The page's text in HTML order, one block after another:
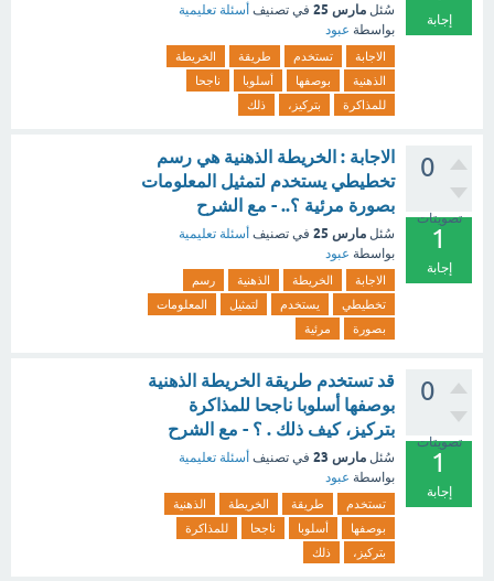
إجابة
سُئل مارس 25 في تصنيف أسئلة تعليمية
بواسطة عبود
الاجابة تستخدم طريقة
الخريطة
الذهنية
بوصفها أسلوبا
ناجحا
للمذاكرة
بتركيز، ذلك
0
تصويتات
1
إجابة
الاجابة : الخريطة الذهنية هي رسم
تخطيطي يستخدم لتمثيل المعلومات
بصورة مرئية ؟.. - مع الشرح
سُئل مارس 25 في تصنيف أسئلة تعليمية
بواسطة عبود
الاجابة الخريطة الذهنية
رسم
تخطيطي
يستخدم لتمثيل
المعلومات
بصورة
مرئية
0
تصويتات
1
إجابة
قد تستخدم طريقة الخريطة الذهنية
بوصفها أسلوبا ناجحا للمذاكرة
بتركيز، كيف ذلك . ؟ - مع الشرح
سُئل مارس 23 في تصنيف أسئلة تعليمية
بواسطة عبود
تستخدم طريقة الخريطة
الذهنية
بوصفها
أسلوبا ناجحا
للمذاكرة
بتركيز،
ذلك